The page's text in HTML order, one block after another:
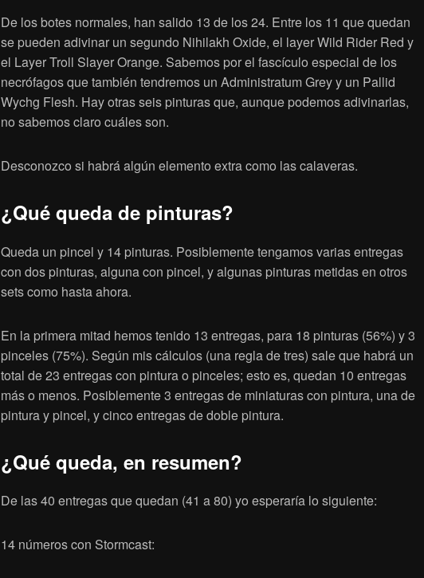
De los botes normales, han salido 13 de los 24. Entre los 11 que quedan
se pueden adivinar un segundo Nihilakh Oxide, el layer Wild Rider Red y
el Layer Troll Slayer Orange. Sabemos por el fascículo especial de los
necrófagos que también tendremos un Administratum Grey y un Pallid
Wychg Flesh. Hay otras seis pinturas que, aunque podemos adivinarlas,
no sabemos claro cuáles son.
Desconozco si habrá algún elemento extra como las calaveras.
¿Qué queda de pinturas?
Queda un pincel y 14 pinturas. Posiblemente tengamos varias entregas
con dos pinturas, alguna con pincel, y algunas pinturas metidas en otros
sets como hasta ahora.
En la primera mitad hemos tenido 13 entregas, para 18 pinturas (56%) y 3
pinceles (75%). Según mis cálculos (una regla de tres) sale que habrá un
total de 23 entregas con pintura o pinceles; esto es, quedan 10 entregas
más o menos. Posiblemente 3 entregas de miniaturas con pintura, una de
pintura y pincel, y cinco entregas de doble pintura.
¿Qué queda, en resumen?
De las 40 entregas que quedan (41 a 80) yo esperaría lo siguiente:
14 números con Stormcast: